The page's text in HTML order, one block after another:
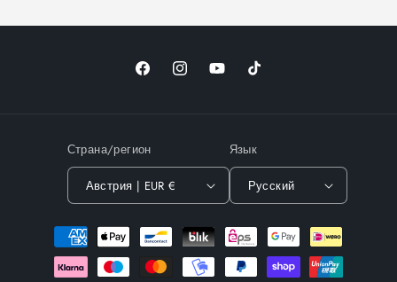
FacebookInstagramYouTubeTikTok
Страна/регион
Австрия | EUR €
Язык
Русский
Способы
оплаты